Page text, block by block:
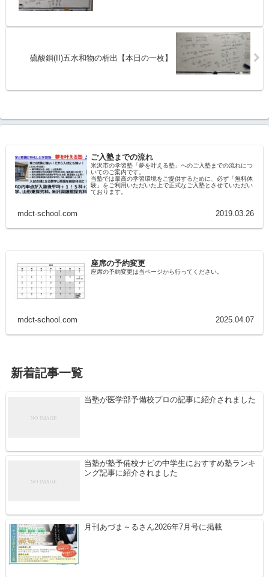
硫酸銅(II)五水和物の析出【本日の一枚】
ご入塾までの流れ
米沢市の学習塾「夢を叶える塾」へのご入塾までの流れにつ
いてのご案内です。
当塾では最高の学習環境をご提供するために、必ず「無料体
験」をご利用いただいた上で正式なご入塾とさせていただい
ております。
mdct-school.com 2019.03.26
座席の予約変更
座席の予約変更は当ページから行ってください。
mdct-school.com 2025.04.07
新着記事一覧
当塾が医学部予備校プロの記事に紹介されました
当塾が塾予備校ナビの中学生におすすめ塾ランキ
ング記事に紹介されました
月刊あづま～るさん2026年7月号に掲載